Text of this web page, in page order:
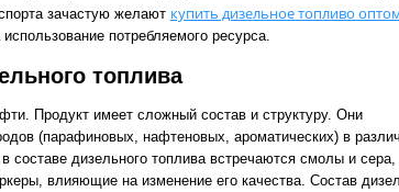
зачастую желают купить дизельное топливо
потребляемого ресурса.
топлива
Продукт имеет сложный состав и структуру. Они
(парафиновых, нафтеновых, ароматических) в
составе дизельного топлива встречаются смолы и сера,
влияющие на изменение его качества. Состав